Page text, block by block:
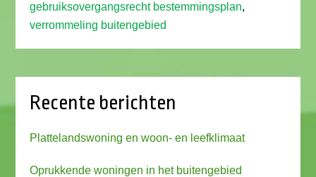
gebruiksovergangsrecht bestemmingsplan,
verrommeling buitengebied
Recente berichten
Plattelandswoning en woon- en leefklimaat
Oprukkende woningen in het buitengebied